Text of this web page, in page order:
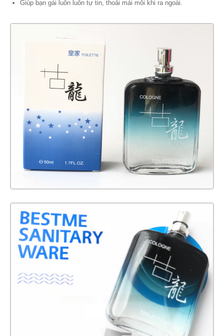
Giúp bạn gái luôn luôn tự tin, thoải mái mỗi khi ra ngoài.